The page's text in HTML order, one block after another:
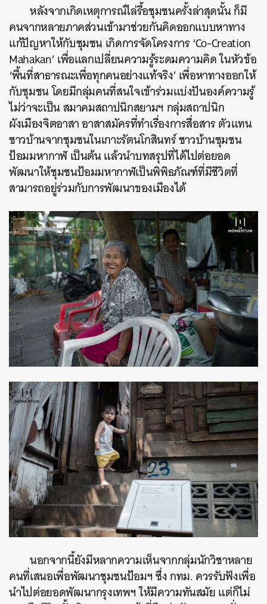
หลังจากเกิดเหตุการณ์ไล่รื้อชุมชนครั้งล่าสุดนั้น ก็มี
คนจากหลายภาคส่วนเข้ามาช่วยกันคิดออกแบบหาทาง
แก้ปัญหาให้กับชุมชน เกิดการจัดโครงการ ‘Co-Creation
Mahakan’ เพื่อแลกเปลี่ยนความรู้ระดมความคิด ในหัวข้อ
‘พื้นที่สาธารณะเพื่อทุกคนอย่างแท้จริง’ เพื่อหาทางออกให้
กับชุมชน โดยมีกลุ่มคนที่สนใจเข้าร่วมแบ่งปันองค์ความรู้
ไม่ว่าจะเป็น สมาคมสถาปนิกสยามฯ กลุ่มสถาปนิก
ผังเมืองจิตอาสา อาสาสมัครที่ทำเรื่องการสื่อสาร ตัวแทน
ชาวบ้านจากชุมชนในเกาะรัตนโกสินทร์ ชาวบ้านชุมชน
ป้อมมหากาฬ เป็นต้น แล้วนำบทสรุปที่ได้ไปต่อยอด
พัฒนาให้ชุมชนป้อมมหากาฬเป็นพิพิธภัณฑ์ที่มีชีวิตที่
สามารถอยู่ร่วมกับการพัฒนาของเมืองได้
นอกจากนี้ยังมีหลากความเห็นจากกลุ่มนักวิชาหลาย
คนที่เสนอเพื่อพัฒนาชุมชนป้อมฯ ซึ่ง กทม. ควรรับฟังเพื่อ
นำไปต่อยอดพัฒนากรุงเทพฯ ให้มีความทันสมัย แต่ก็ไม่